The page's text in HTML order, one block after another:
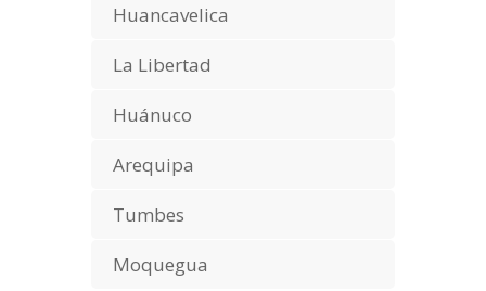
Huancavelica
La Libertad
Huánuco
Arequipa
Tumbes
Moquegua